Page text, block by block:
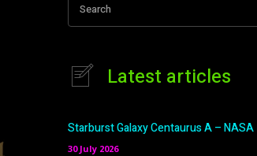
Search
Latest articles
Starburst Galaxy Centaurus A – NASA
30 July 2026